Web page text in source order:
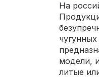
На
модели,
литые